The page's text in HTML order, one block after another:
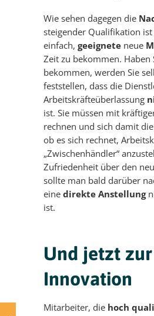
Wie sehen dagegen die
steigender Qualifikation
einfach, geeignete neue
Zeit zu bekommen. Haben
bekommen, werden Sie
feststellen, dass die
Arbeitskräfteüberlassung
ist. Sie müssen mit
rechnen und sich damit
ob es sich rechnet,
„Zwischenhändler“
Zufriedenheit über den
sollte man bald darüber
eine direkte Anstellung
ist.
Und jetzt zur
Innovation
Mitarbeiter, die hoch